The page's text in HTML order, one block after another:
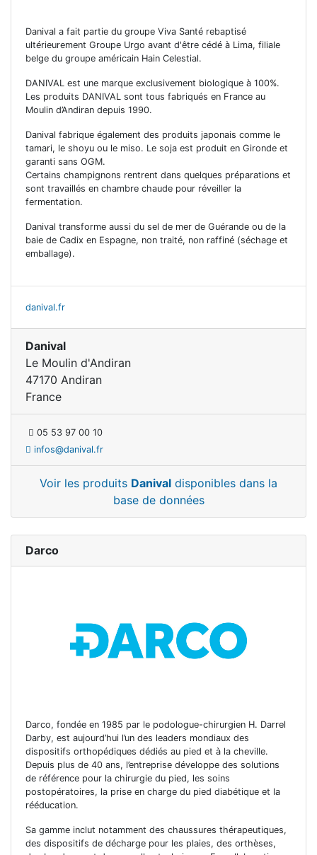
Danival a fait partie du groupe Viva Santé rebaptisé
ultérieurement Groupe Urgo avant d'être cédé à Lima, filiale
belge du groupe américain Hain Celestial.
DANIVAL est une marque exclusivement biologique à 100%.
Les produits DANIVAL sont tous fabriqués en France au
Moulin d’Andiran depuis 1990.
Danival fabrique également des produits japonais comme le
tamari, le shoyu ou le miso. Le soja est produit en Gironde et
garanti sans OGM.
Certains champignons rentrent dans quelques préparations et
sont travaillés en chambre chaude pour réveiller la
fermentation.
Danival transforme aussi du sel de mer de Guérande ou de la
baie de Cadix en Espagne, non traité, non raffiné (séchage et
emballage).
danival.fr
Danival
Le Moulin d'Andiran
47170 Andiran
France
05 53 97 00 10
infos@danival.fr
Voir les produits Danival disponibles dans la
base de données
Darco
Darco, fondée en 1985 par le podologue-chirurgien H. Darrel
Darby, est aujourd’hui l’un des leaders mondiaux des
dispositifs orthopédiques dédiés au pied et à la cheville.
Depuis plus de 40 ans, l’entreprise développe des solutions
de référence pour la chirurgie du pied, les soins
postopératoires, la prise en charge du pied diabétique et la
rééducation.
Sa gamme inclut notamment des chaussures thérapeutiques,
des dispositifs de décharge pour les plaies, des orthèses,